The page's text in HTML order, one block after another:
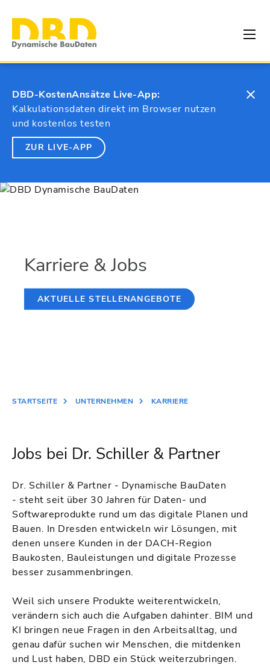
DBD-KostenAnsätze Live-App:
Kalkulationsdaten direkt im Browser nutzen
und kostenlos testen
ZUR LIVE-APP
Karriere & Jobs
AKTUELLE STELLENANGEBOTE
STARTSEITE UNTERNEHMEN KARRIERE
Jobs bei Dr. Schiller & Partner
Dr. Schiller & Partner - Dynamische BauDaten
- steht seit über 30 Jahren für Daten- und
Softwareprodukte rund um das digitale Planen und
Bauen. In Dresden entwickeln wir Lösungen, mit
denen unsere Kunden in der DACH-Region
Baukosten, Bauleistungen und digitale Prozesse
besser zusammenbringen.
Weil sich unsere Produkte weiterentwickeln,
verändern sich auch die Aufgaben dahinter. BIM und
KI bringen neue Fragen in den Arbeitsalltag, und
genau dafür suchen wir Menschen, die mitdenken
und Lust haben, DBD ein Stück weiterzubringen.